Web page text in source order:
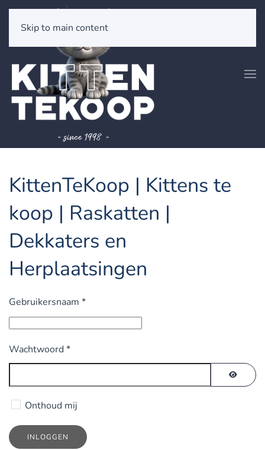
Skip to main content
KittenTeKoop | Kittens te
koop | Raskatten |
Dekkaters en
Herplaatsingen
Gebruikersnaam *
Wachtwoord *
Onthoud mij
INLOGGEN